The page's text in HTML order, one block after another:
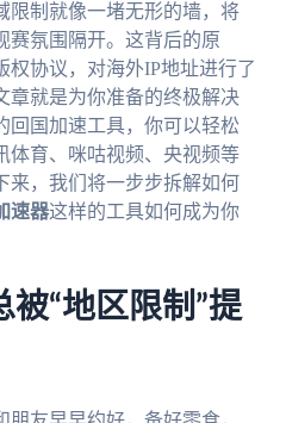
限制就像一堵无形的墙，将
赛氛围隔开。这背后的原
权协议，对海外IP地址进行了
章就是为你准备的终极解决
回国加速工具，你可以轻松
体育、咪咕视频、央视频等
来，我们将一步步拆解如何
速器这样的工具如何成为你
“地区限制”提